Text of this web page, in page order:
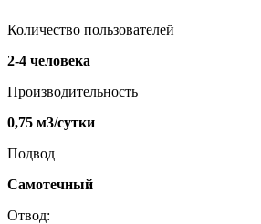
Количество пользователей
2-4 человека
Производительность
0,75 м3/сутки
Подвод
Самотечный
Отвод: